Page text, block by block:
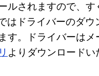
ルされますので、
はドライバーのダウ
す。ドライバーは
よりダウンロードい